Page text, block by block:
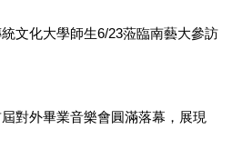
文化大學師生6/23蒞臨南藝大參訪
對外畢業音樂會圓滿落幕，展現